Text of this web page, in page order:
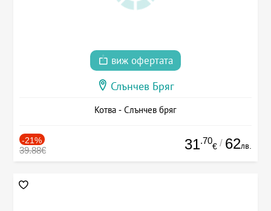
виж офертата
Слънчев Бряг
Котва - Слънчев бряг
-21%
39.88€ 31.70
€ / 62лв.